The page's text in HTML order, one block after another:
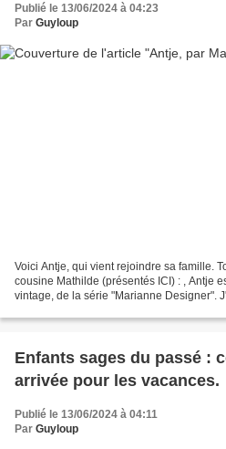
Publié le 13/06/2024 à 04:23
Par Guyloup
Voici Antje, qui vient rejoindre sa famille.
cousine Mathilde (présentés ICI) : , Antje
vintage, de la série "Marianne Designer".
Enfants sages du passé :
arrivée pour les vacances.
Publié le 13/06/2024 à 04:11
Par Guyloup